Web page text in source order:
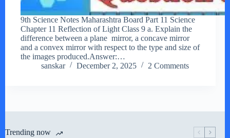
9th Science Notes Maharashtra Board Part 11 Science
Chapter 11 Reflection of Light Class 9 a. Explain the
difference between a plane mirror, a concave mirror
and a convex mirror with respect to the type and size of
the images produced.Answer:…
sanskar
December 2, 2025 2 Comments
Trending now